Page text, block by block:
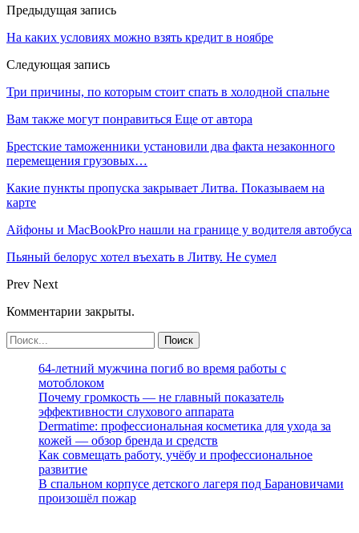
Предыдущая запись
На каких условиях можно взять кредит в ноябре
Следующая запись
Три причины, по которым стоит спать в холодной спальне
Вам также могут понравиться Еще от автора
Брестские таможенники установили два факта незаконного
перемещения грузовых…
Какие пункты пропуска закрывает Литва. Показываем на
карте
Айфоны и MacBookPro нашли на границе у водителя автобуса
Пьяный белорус хотел въехать в Литву. Не сумел
Prev Next
Комментарии закрыты.
64-летний мужчина погиб во время работы с
мотоблоком
Почему громкость — не главный показатель
эффективности слухового аппарата
Dermatime: профессиональная косметика для ухода за
кожей — обзор бренда и средств
Как совмещать работу, учёбу и профессиональное
развитие
В спальном корпусе детского лагеря под Барановичами
произошёл пожар